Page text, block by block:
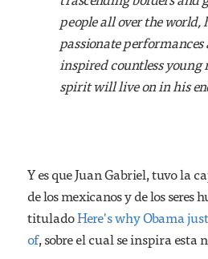
people all over the
passionate
inspired countless young
spirit will live on in his
Y es que Juan Gabriel, tuvo la
de los mexicanos y de los
tituladoHere's why Obama
of, sobre el cual se inspira esta